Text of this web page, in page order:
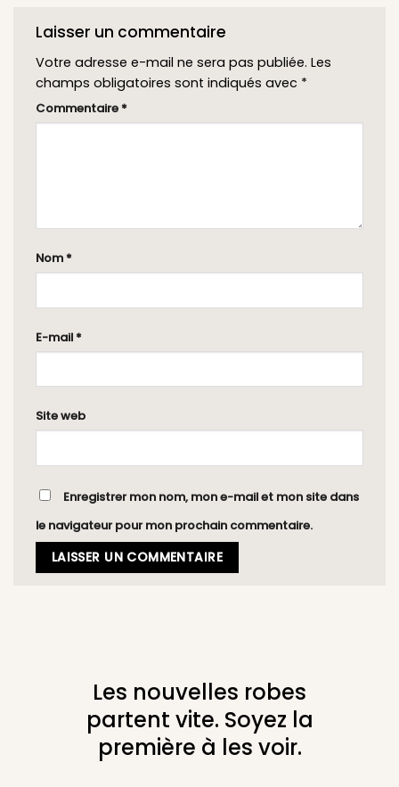
Laisser un commentaire
Votre adresse e-mail ne sera pas publiée. Les
champs obligatoires sont indiqués avec *
Commentaire *
Nom *
E-mail *
Site web
Enregistrer mon nom, mon e-mail et mon site dans
le navigateur pour mon prochain commentaire.
Les nouvelles robes
partent vite. Soyez la
première à les voir.